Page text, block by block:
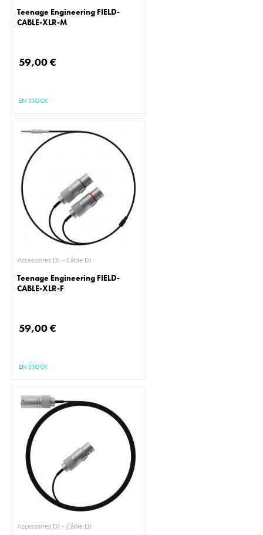
Teenage Engineering FIELD-
CABLE-XLR-M
59,00 €
EN STOCK
Accessoires DJ - Câble DJ
Teenage Engineering FIELD-
CABLE-XLR-F
59,00 €
EN STOCK
Accessoires DJ - Câble DJ